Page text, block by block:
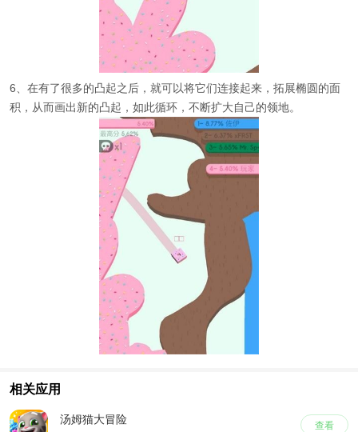
6、在有了很多的凸起之后，就可以将它们连接起来，拓展椭圆的面
积，从而画出新的凸起，如此循环，不断扩大自己的领地。
相关应用
查看
汤姆猫大冒险